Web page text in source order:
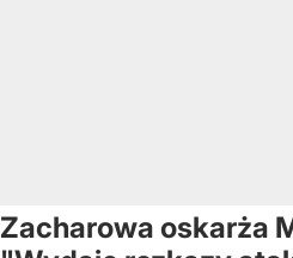
Zacharowa oskarża